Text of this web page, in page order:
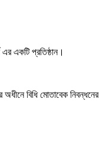
এর একটি প্রতিষ্ঠান।
অধীনে বিধি মোতাবেক নিবন্ধনের